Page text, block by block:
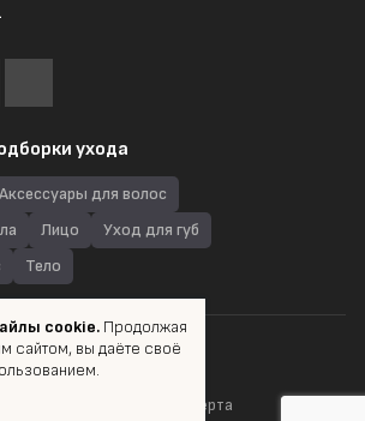
ухода
Аксессуары для волос
Лицо
Уход для губ
Тело
Публичная оферта
cookie. Продолжая
сайтом, вы даёте своё